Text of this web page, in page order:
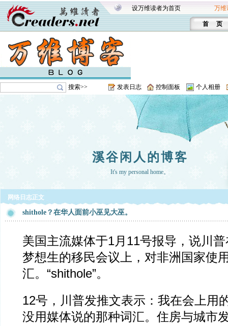
设万维读者为首页 万维
首 页
搜索>> 发表日志 控制面板 个人相册
溪谷闲人的博客
It's my personal home。
网络日志正文
shithole？在华人面前小巫见大巫。
美国主流媒体于1月11号报导，说川
梦想生的移民会议上，对非洲国家使
汇。“shithole”。
12号，川普发推文表示：我在会上用
没用媒体说的那种词汇。住房与城市